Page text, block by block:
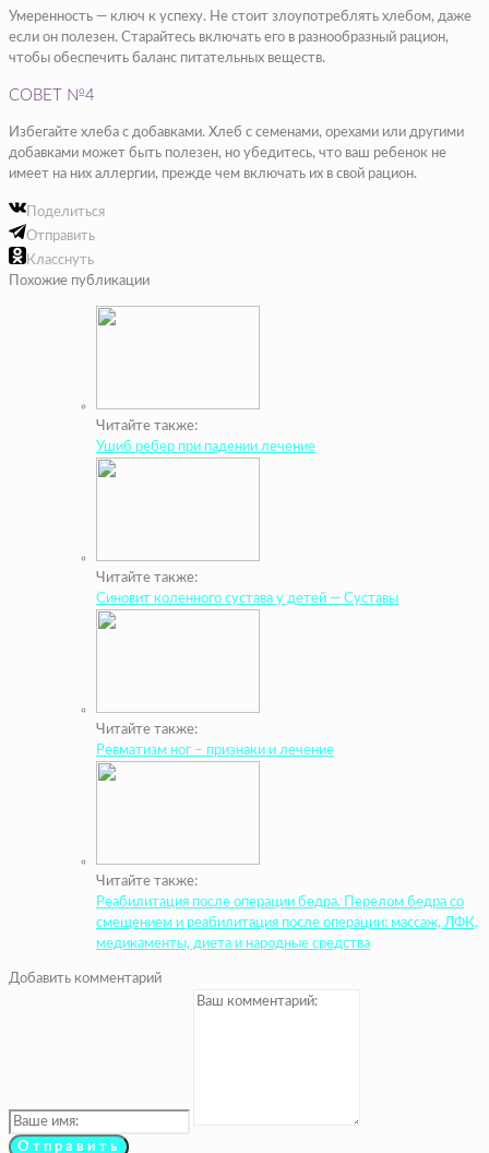
Умеренность — ключ к успеху. Не стоит злоупотреблять хлебом, даже
если он полезен. Старайтесь включать его в разнообразный рацион,
чтобы обеспечить баланс питательных веществ.
СОВЕТ №4
Избегайте хлеба с добавками. Хлеб с семенами, орехами или другими
добавками может быть полезен, но убедитесь, что ваш ребенок не
имеет на них аллергии, прежде чем включать их в свой рацион.
Поделиться
Отправить
Класснуть
Похожие публикации
Читайте также:
Ушиб ребер при падении лечение
Читайте также:
Синовит коленного сустава у детей — Суставы
Читайте также:
Ревматизм ног – признаки и лечение
Читайте также:
Реабилитация после операции бедра. Перелом бедра со
смещением и реабилитация после операции: массаж, ЛФК,
медикаменты, диета и народные средства
Добавить комментарий